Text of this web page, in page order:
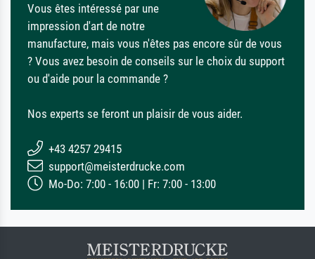
Vous êtes intéressé par une
impression d'art de notre
manufacture, mais vous n'êtes pas encore sûr de vous
? Vous avez besoin de conseils sur le choix du support
ou d'aide pour la commande ?
Nos experts se feront un plaisir de vous aider.
+43 4257 29415
support@meisterdrucke.com
Mo-Do: 7:00 - 16:00 | Fr: 7:00 - 13:00